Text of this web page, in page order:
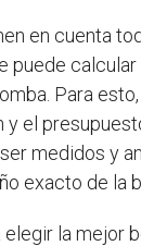
en cuenta
puede calcular
Para
y el
medidos y
exacto de la
elegir la mejor